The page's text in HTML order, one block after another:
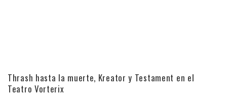
Thrash hasta la muerte, Kreator y Testament en el
Teatro Vorterix